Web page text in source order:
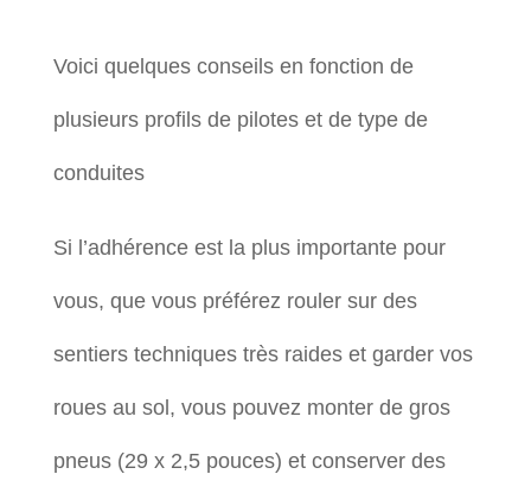
Voici quelques conseils en fonction de
plusieurs profils de pilotes et de type de
conduites
Si l’adhérence est la plus importante pour
vous, que vous préférez rouler sur des
sentiers techniques très raides et garder vos
roues au sol, vous pouvez monter de gros
pneus (29 x 2,5 pouces) et conserver des